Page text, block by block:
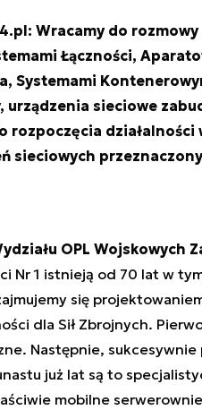
Wracamy do
Łączności,
Systemami
urządzenia sieciowe
rozpoczęcia
sieciowych
OPL Wojskowych
Nr 1 istnieją od 70 lat w
się
dla Sił Zbrojnych.
Następnie, sukcesywnie
już lat są to
mobilne